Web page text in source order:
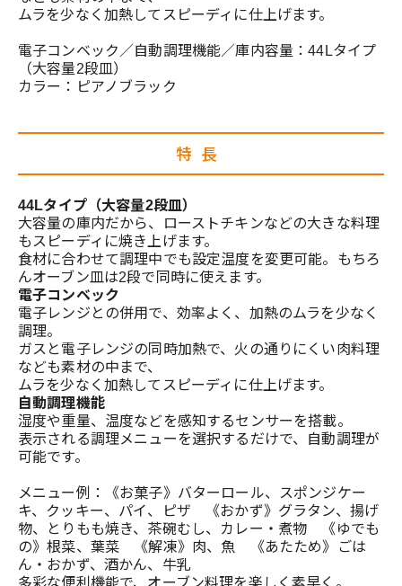
ムラを少なく加熱してスピーディに仕上げます。
電子コンベック／自動調理機能／庫内容量：44Lタイプ
（大容量2段皿）
カラー：ピアノブラック
特長
44Lタイプ（大容量2段皿）
大容量の庫内だから、ローストチキンなどの大きな料理
もスピーディに焼き上げます。
食材に合わせて調理中でも設定温度を変更可能。もちろ
んオーブン皿は2段で同時に使えます。
電子コンベック
電子レンジとの併用で、効率よく、加熱のムラを少なく
調理。
ガスと電子レンジの同時加熱で、火の通りにくい肉料理
なども素材の中まで、
ムラを少なく加熱してスピーディに仕上げます。
自動調理機能
湿度や重量、温度などを感知するセンサーを搭載。
表示される調理メニューを選択するだけで、自動調理が
可能です。
メニュー例：《お菓子》バターロール、スポンジケー
キ、クッキー、パイ、ピザ 《おかず》グラタン、揚げ
物、とりもも焼き、茶碗むし、カレー・煮物 《ゆでも
の》根菜、葉菜 《解凍》肉、魚 《あたため》ごは
ん・おかず、酒かん、牛乳